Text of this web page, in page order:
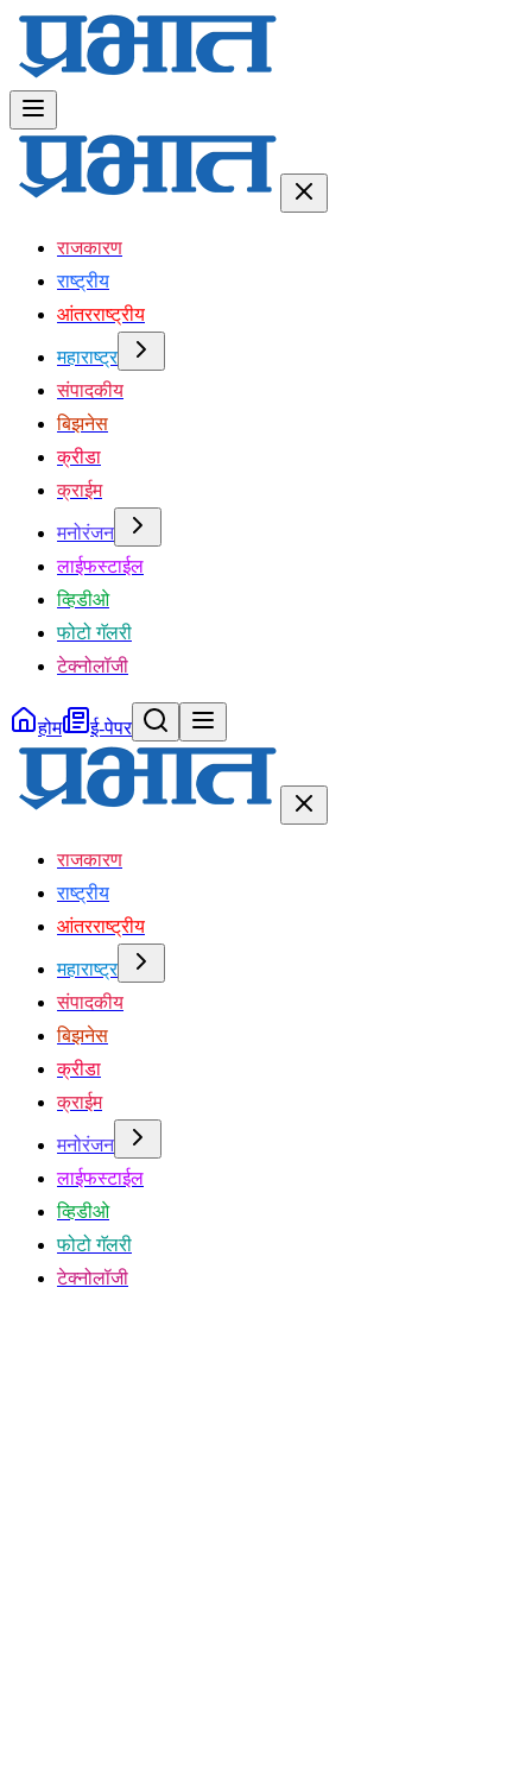
राजकारण
राष्ट्रीय
आंतरराष्ट्रीय
महाराष्ट्र
संपादकीय
बिझनेस
क्रीडा
क्राईम
मनोरंजन
लाईफस्टाईल
व्हिडीओ
फोटो गॅलरी
टेक्नोलॉजी
होम ई-पेपर
राजकारण
राष्ट्रीय
आंतरराष्ट्रीय
महाराष्ट्र
संपादकीय
बिझनेस
क्रीडा
क्राईम
मनोरंजन
लाईफस्टाईल
व्हिडीओ
फोटो गॅलरी
टेक्नोलॉजी